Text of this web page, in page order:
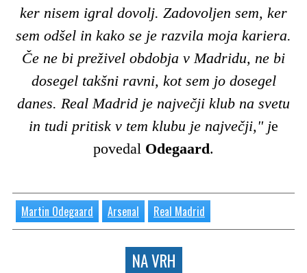
ker nisem igral dovolj. Zadovoljen sem, ker
sem odšel in kako se je razvila moja kariera.
Če ne bi preživel obdobja v Madridu, ne bi
dosegel takšni ravni, kot sem jo dosegel
danes. Real Madrid je največji klub na svetu
in tudi pritisk v tem klubu je največji," je
povedal Odegaard.
Martin Odegaard Arsenal Real Madrid
NA VRH